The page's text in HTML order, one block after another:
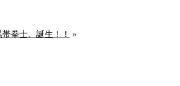
拳士、誕生！！ »